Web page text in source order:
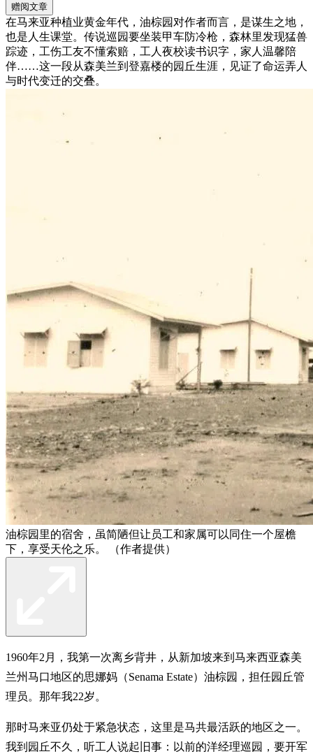
赠阅文章
在马来亚种植业黄金年代，油棕园对作者而言，是谋生之地，
也是人生课堂。传说巡园要坐装甲车防冷枪，森林里发现猛兽
踪迹，工伤工友不懂索赔，工人夜校读书识字，家人温馨陪
伴……这一段从森美兰到登嘉楼的园丘生涯，见证了命运弄人
与时代变迁的交叠。
油棕园里的宿舍，虽简陋但让员工和家属可以同住一个屋檐
下，享受天伦之乐。 （作者提供）
1960年2月，我第一次离乡背井，从新加坡来到马来西亚森美
兰州马口地区的思娜妈（Senama Estate）油棕园，担任园丘管
理员。那年我22岁。
那时马来亚仍处于紧急状态，这里是马共最活跃的地区之一。
我到园丘不久，听工人说起旧事：以前的洋经理巡园，要开军